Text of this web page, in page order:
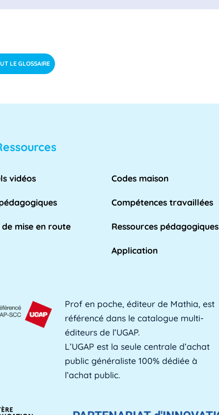
[...]Lire plus »
pour [...]
les [...]
les [...] Lire plus »
Lire plus »
LE GLOSSAIRE
vidéos
mise en route
Codes maison
Compétences travaillées
Ressources pédagogiques
Application
Prof en poche, éditeur de Mathia, est
référencé dans le catalogue multi-
éditeurs de l’UGAP.
L’UGAP est la seule centrale d’achat
public généraliste 100% dédiée à
l’achat public.